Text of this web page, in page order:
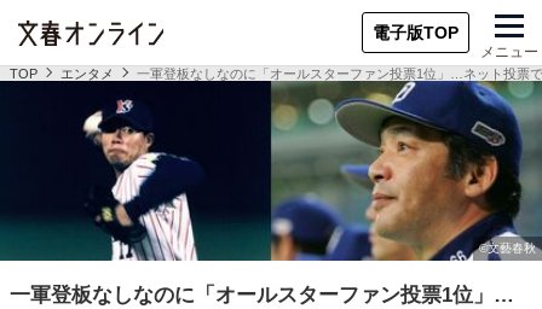
電子版TOP
メニュー
TOP エンタメ 一軍登板なしなのに「オールスターファン投票1位」…ネット投票
一軍登板なしなのに「オールスターファン投票1位」…